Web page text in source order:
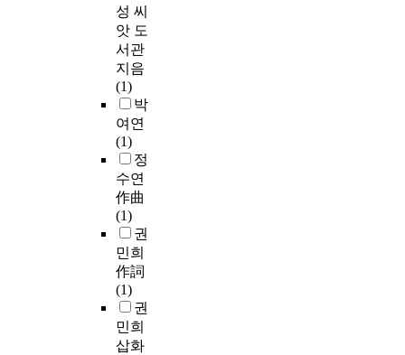
성 씨
앗 도
서관
지음
(1)
박
여연
(1)
정
수연
作曲
(1)
권
민희
作詞
(1)
권
민희
삽화